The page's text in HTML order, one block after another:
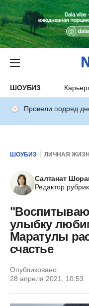
ШОУБИЗ
Провели подряд
ШОУБИЗ ЛИЧНАЯ
Салтанат
Редактор
улыбку
Маратулы
счастье
Опубликовано:
28 апреля 2021, 10:53